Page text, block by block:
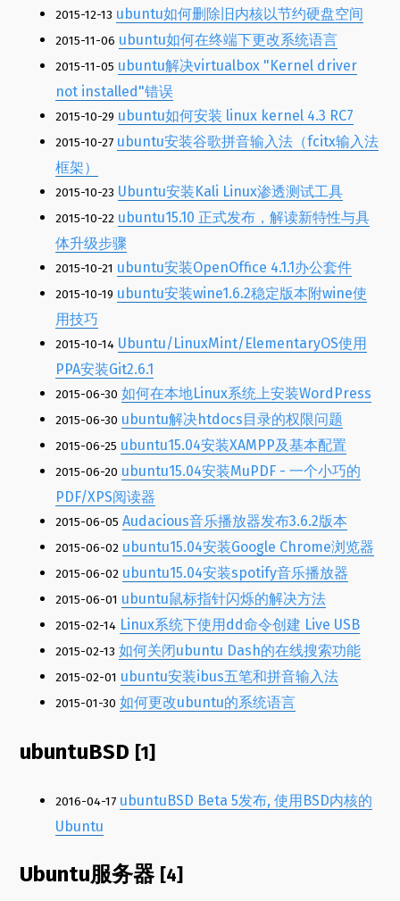
2015-12-13 ubuntu如何删除旧内核以节约硬盘空间
2015-11-06 ubuntu如何在终端下更改系统语言
2015-11-05 ubuntu解决virtualbox "Kernel driver
not installed"错误
2015-10-29 ubuntu如何安装 linux kernel 4.3 RC7
2015-10-27 ubuntu安装谷歌拼音输入法（fcitx输入法
框架）
2015-10-23 Ubuntu安装Kali Linux渗透测试工具
2015-10-22 ubuntu15.10 正式发布，解读新特性与具
体升级步骤
2015-10-21 ubuntu安装OpenOffice 4.1.1办公套件
2015-10-19 ubuntu安装wine1.6.2稳定版本附wine使
用技巧
2015-10-14 Ubuntu/LinuxMint/ElementaryOS使用
PPA安装Git2.6.1
2015-06-30 如何在本地Linux系统上安装WordPress
2015-06-30 ubuntu解决htdocs目录的权限问题
2015-06-25 ubuntu15.04安装XAMPP及基本配置
2015-06-20 ubuntu15.04安装MuPDF - 一个小巧的
PDF/XPS阅读器
2015-06-05 Audacious音乐播放器发布3.6.2版本
2015-06-02 ubuntu15.04安装Google Chrome浏览器
2015-06-02 ubuntu15.04安装spotify音乐播放器
2015-06-01 ubuntu鼠标指针闪烁的解决方法
2015-02-14 Linux系统下使用dd命令创建 Live USB
2015-02-13 如何关闭ubuntu Dash的在线搜索功能
2015-02-01 ubuntu安装ibus五笔和拼音输入法
2015-01-30 如何更改ubuntu的系统语言
ubuntuBSD [1]
2016-04-17 ubuntuBSD Beta 5发布, 使用BSD内核的
Ubuntu
Ubuntu服务器 [4]